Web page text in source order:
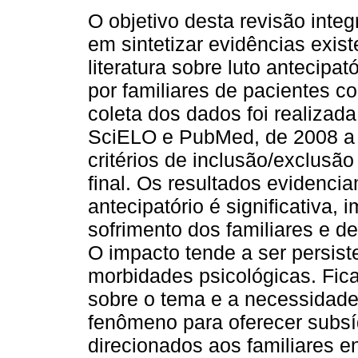
O objetivo desta revisão
em sintetizar evidências
literatura sobre luto
por familiares de pacientes
coleta dos dados foi
SciELO e PubMed, de 2008
critérios de inclusão/
final. Os resultados
antecipatório é significativa,
sofrimento dos familiares e
O impacto tende a ser
morbidades psicológicas.
sobre o tema e a
fenômeno para oferecer
direcionados aos familiares